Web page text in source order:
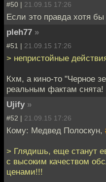
#50 | 21.09.15 17:26
Если это правда хотя бы
pleh77 »
#51 | 21.09.15 17:26
> непристойные
Кхм, а кино-то "Черное
реальным фактам снята!
Ujify »
#52 | 21.09.15 17:26
Кому: Медвед Полоскун,
> Глядишь, еще станут
с высоким качеством
ценами!!!